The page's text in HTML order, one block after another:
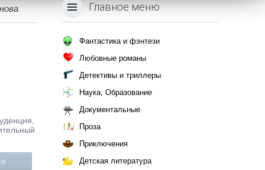
Главное меню
Фантастика и фэнтези
Любовные романы
Детективы и триллеры
Наука, Образование
Документальные
Проза
Приключения
Детская литература